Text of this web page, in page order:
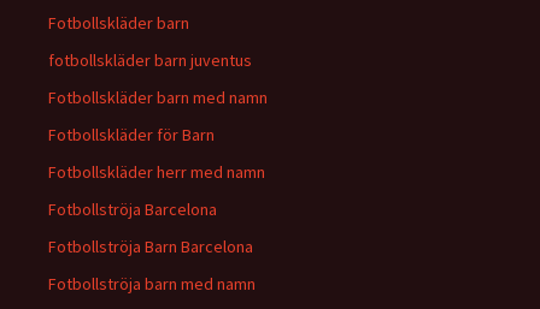
Fotbollskläder barn
fotbollskläder barn juventus
Fotbollskläder barn med namn
Fotbollskläder för Barn
Fotbollskläder herr med namn
Fotbollströja Barcelona
Fotbollströja Barn Barcelona
Fotbollströja barn med namn